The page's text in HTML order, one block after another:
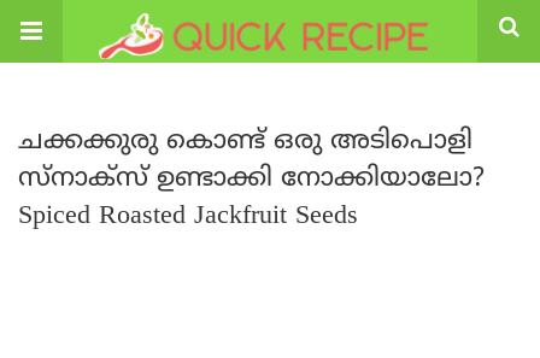
ചക്കക്കുരു കൊണ്ട് ഒരു അടിപൊളി
സ്നാക്സ് ഉണ്ടാക്കി നോക്കിയാലോ?
Spiced Roasted Jackfruit Seeds